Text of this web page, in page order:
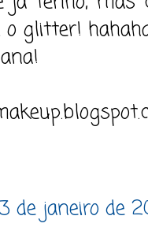
o glitter!
de janeiro de